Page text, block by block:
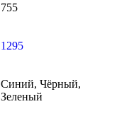
755
1295
Синий, Чёрный,
Зеленый